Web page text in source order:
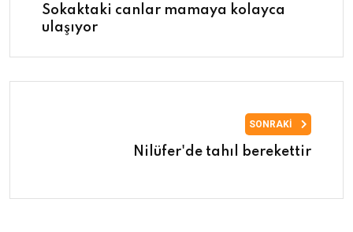
Sokaktaki canlar mamaya kolayca
ulaşıyor
SONRAKI
Nilüfer'de tahıl berekettir